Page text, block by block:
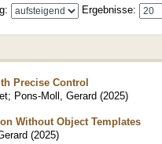
Ergebnisse:
Precise Control
; Pons-Moll, Gerard (2025)
Without Object Templates
(2025)